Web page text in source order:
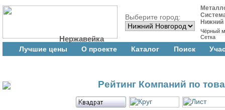
Нержавейка
Выберите город:
Нижний
Чёрный
Сетка
Лучшие цены О проекте Каталог Поиск
Рейтинг Компаний по